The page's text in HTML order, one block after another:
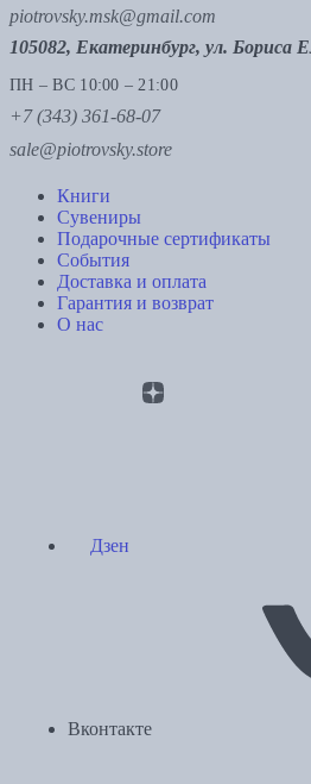
piotrovsky.msk@gmail.com
105082, Екатеринбург, ул. Бориса
ПН – ВС 10:00 – 21:00
+7 (343) 361-68-07
sale@piotrovsky.store
Книги
Сувениры
Подарочные сертификаты
События
Доставка и оплата
Гарантия и возврат
О нас
Дзен
Вконтакте